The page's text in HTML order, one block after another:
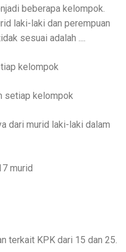
beberapa kelompok.
laki-laki dan perempuan
sesuai adalah ....
kelompok
setiap kelompok
dari murid laki-laki dalam
murid
terkait KPK dari 15 dan 25.